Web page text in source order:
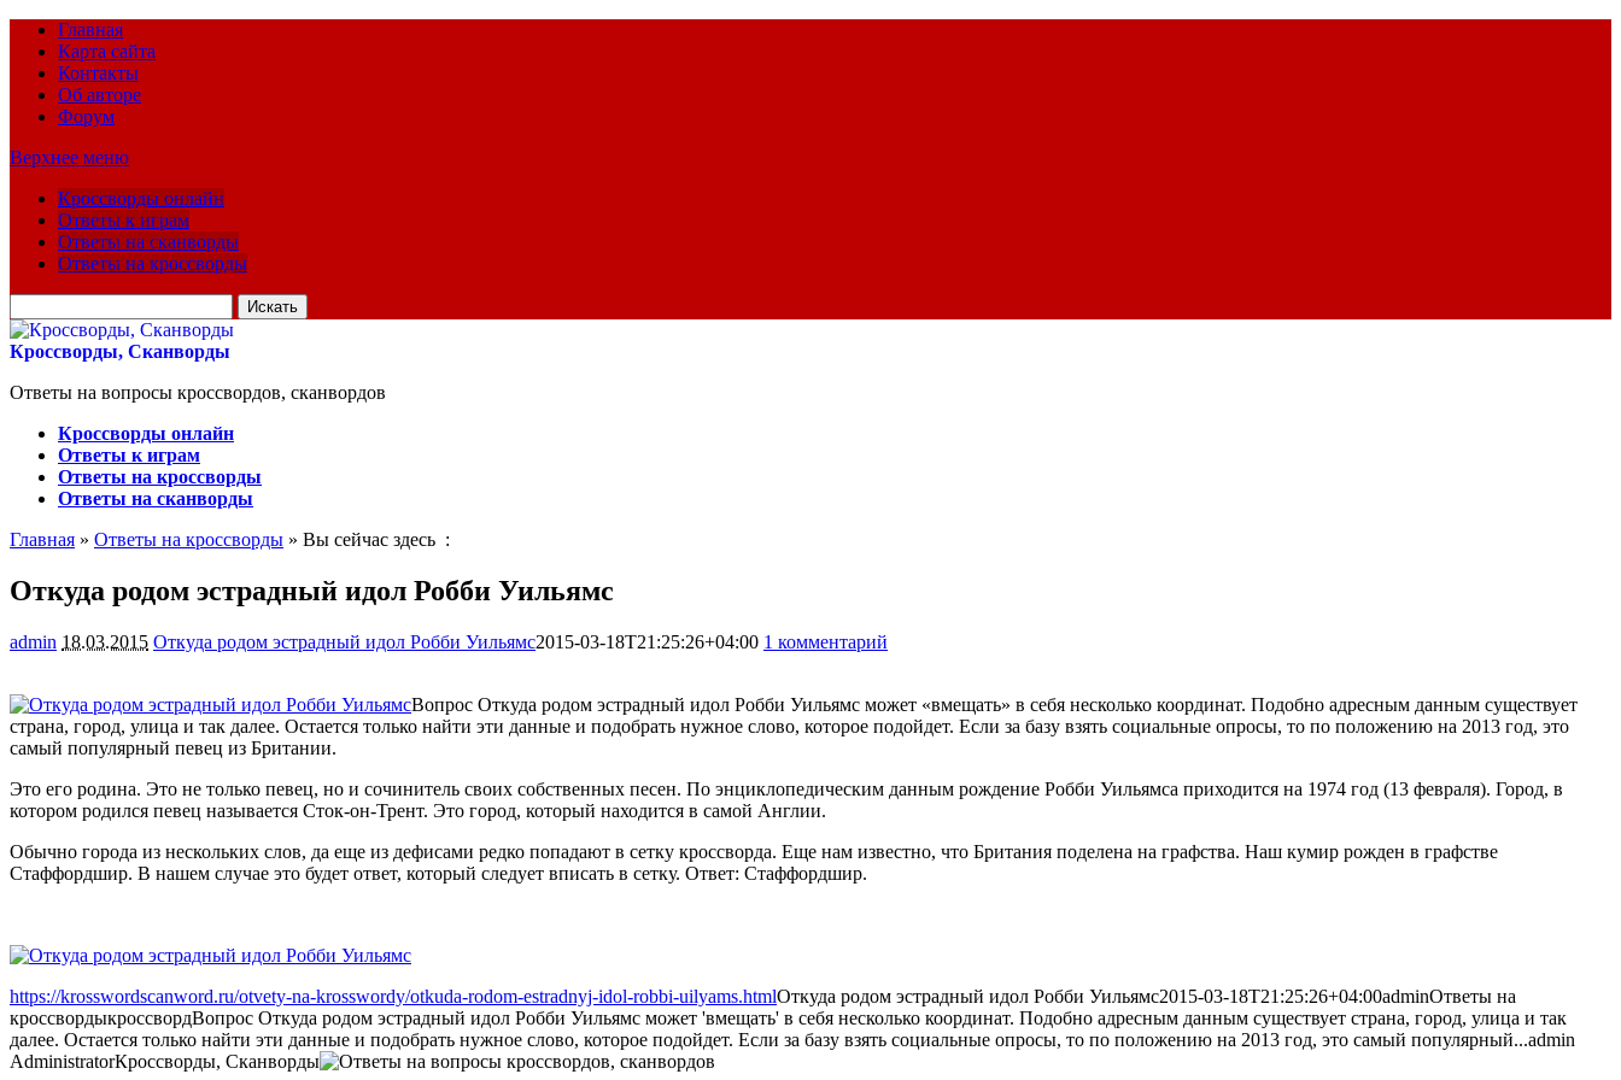
Главная
Карта сайта
Контакты
Об авторе
Форум
Верхнее меню
Кроссворды онлайн
Ответы к играм
Ответы на сканворды
Ответы на кроссворды
для:
Кроссворды, Сканворды
Ответы на вопросы кроссвордов, сканвордов
Кроссворды онлайн
Ответы к играм
Ответы на кроссворды
Ответы на сканворды
Главная » Ответы на кроссворды » Вы сейчас здесь :
Откуда родом эстрадный идол Робби Уильямс
admin 18.03.2015 Откуда родом эстрадный идол Робби Уильямс2015-03-18T21:25:26+04:00 1 комментарий
Вопрос Откуда родом эстрадный идол Робби Уильямс может «вмещать» в себя несколько координат. Подобно адресным данным существует
страна, город, улица и так далее. Остается только найти эти данные и подобрать нужное слово, которое подойдет. Если за базу взять социальные опросы, то по положению на 2013 год, это
самый популярный певец из Британии.
Это его родина. Это не только певец, но и сочинитель своих собственных песен. По энциклопедическим данным рождение Робби Уильямса приходится на 1974 год (13 февраля). Город, в
котором родился певец называется Сток-он-Трент. Это город, который находится в самой Англии.
Обычно города из нескольких слов, да еще из дефисами редко попадают в сетку кроссворда. Еще нам известно, что Британия поделена на графства. Наш кумир рожден в графстве
Стаффордшир. В нашем случае это будет ответ, который следует вписать в сетку. Ответ: Стаффордшир.
https://krosswordscanword.ru/otvety-na-krosswordy/otkuda-rodom-estradnyj-idol-robbi-uilyams.htmlОткуда родом эстрадный идол Робби Уильямс2015-03-18T21:25:26+04:00adminОтветы на
кроссвордыкроссвордВопрос Откуда родом эстрадный идол Робби Уильямс может 'вмещать' в себя несколько координат. Подобно адресным данным существует страна, город, улица и так
далее. Остается только найти эти данные и подобрать нужное слово, которое подойдет. Если за базу взять социальные опросы, то по положению на 2013 год, это самый популярный...admin
AdministratorКроссворды, Сканворды